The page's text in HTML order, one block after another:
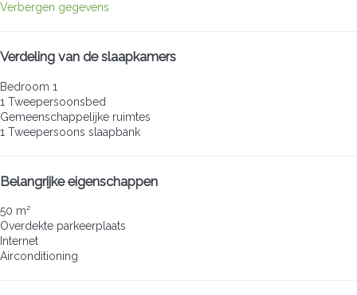
Verbergen gegevens
Verdeling van de slaapkamers
Bedroom 1
1 Tweepersoonsbed
Gemeenschappelijke ruimtes
1 Tweepersoons slaapbank
Belangrijke eigenschappen
50 m²
Overdekte parkeerplaats
Internet
Airconditioning